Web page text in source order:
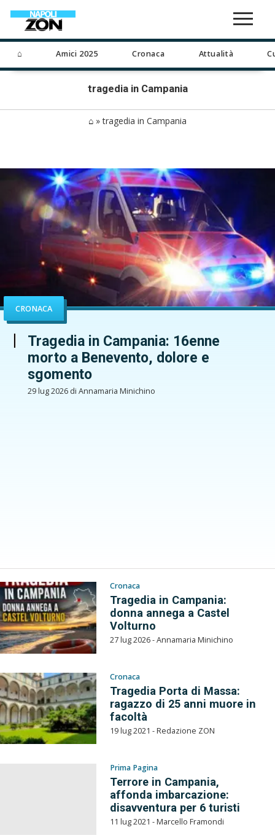
⌂ Amici 2025 Cronaca Attualità
tragedia in Campania
⌂ »tragedia in Campania
CRONACA
Tragedia in Campania: 16enne
morto a Benevento, dolore e
sgomento
29 lug 2026 di Annamaria Minichino
Cronaca
Tragedia in Campania:
donna annega a Castel
Volturno
27 lug 2026 - Annamaria Minichino
Cronaca
Tragedia Porta di Massa:
ragazzo di 25 anni muore in
facoltà
19 lug 2021 - Redazione ZON
Prima Pagina
Terrore in Campania,
affonda imbarcazione:
disavventura per 6 turisti
11 lug 2021 - Marcello Framondi